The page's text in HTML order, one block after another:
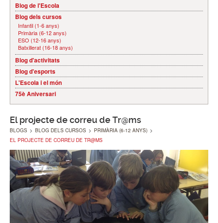
Blog de l'Escola
Blog dels cursos
Infantil (1-6 anys)
Primària (6-12 anys)
ESO (12-16 anys)
Batxillerat (16-18 anys)
Blog d'activitats
Blog d'esports
L'Escola i el món
75è Aniversari
El projecte de correu de Tr@ms
BLOGS > BLOG DELS CURSOS > PRIMÀRIA (6-12 ANYS) >
EL PROJECTE DE CORREU DE TR@MS